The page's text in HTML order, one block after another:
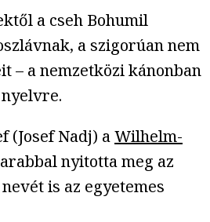
a cseh Bohumil
a szigorúan nem
– a nemzetközi kánonban
(Josef Nadj) aWilhelm-
nyitotta meg az
is az egyetemes